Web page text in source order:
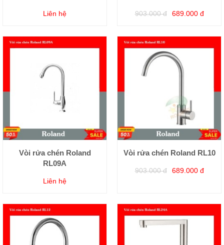
Liên hệ 903.000 đ 689.000 đ
Vòi rửa chén Roland
RL09A
Liên hệ
Vòi rửa chén Roland RL10
903.000 đ 689.000 đ